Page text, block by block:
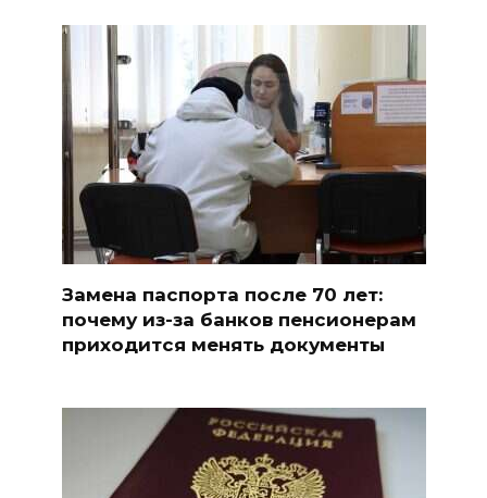
Замена паспорта после 70 лет:
почему из-за банков пенсионерам
приходится менять документы